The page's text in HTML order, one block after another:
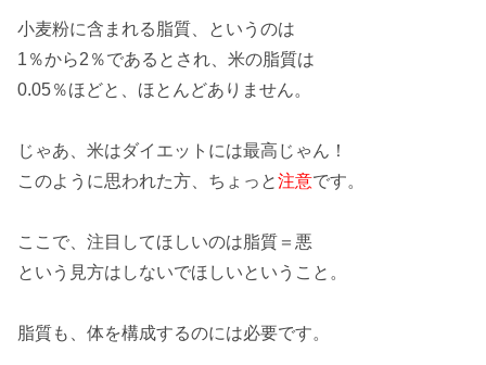
小麦粉に含まれる 脂質 、というのは
1％から2％であるとされ、米の脂質は
0.05％ほどと、ほとんどありません。
じゃあ、米はダイエットには最高 じゃん！
このように思われた方、ちょっと注意です。
ここで、注目してほしいのは 脂質＝悪
という 見方はしないでほしいということ。
脂質も、体を構成するのには必要です。